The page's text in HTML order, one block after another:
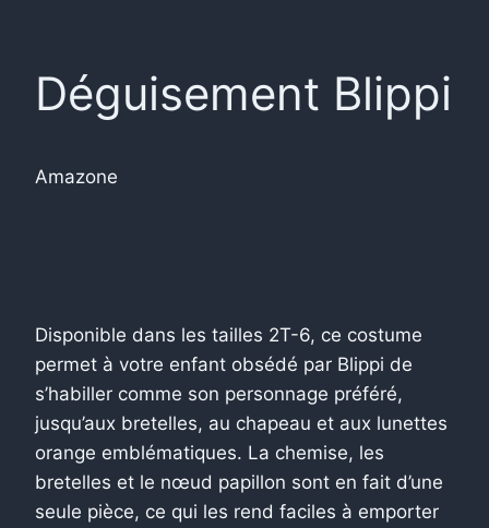
Déguisement Blippi
Amazone
Disponible dans les tailles 2T-6, ce costume
permet à votre enfant obsédé par Blippi de
s’habiller comme son personnage préféré,
jusqu’aux bretelles, au chapeau et aux lunettes
orange emblématiques. La chemise, les
bretelles et le nœud papillon sont en fait d’une
seule pièce, ce qui les rend faciles à emporter